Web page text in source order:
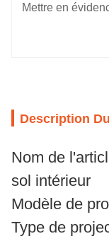
Mettre en
Description
Nom de
sol intérieur
Modèle de
Type de